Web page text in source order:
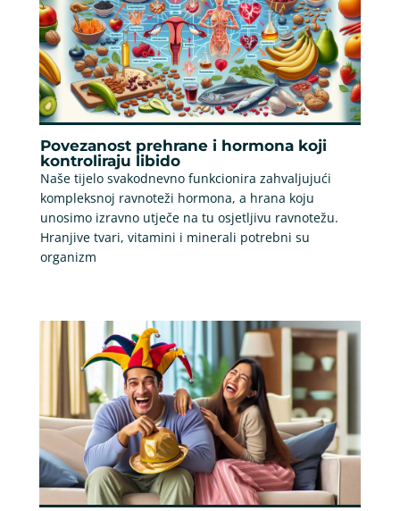
Povezanost prehrane i hormona koji
kontroliraju libido
Naše tijelo svakodnevno funkcionira zahvaljujući
kompleksnoj ravnoteži hormona, a hrana koju
unosimo izravno utječe na tu osjetljivu ravnotežu.
Hranjive tvari, vitamini i minerali potrebni su
organizm